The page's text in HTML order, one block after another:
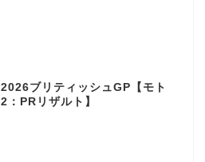
2026ブリティッシュGP【モト
2：PRリザルト】